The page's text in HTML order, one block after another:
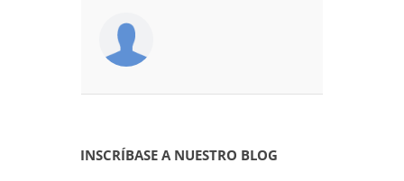
INSCRÍBASE A NUESTRO BLOG